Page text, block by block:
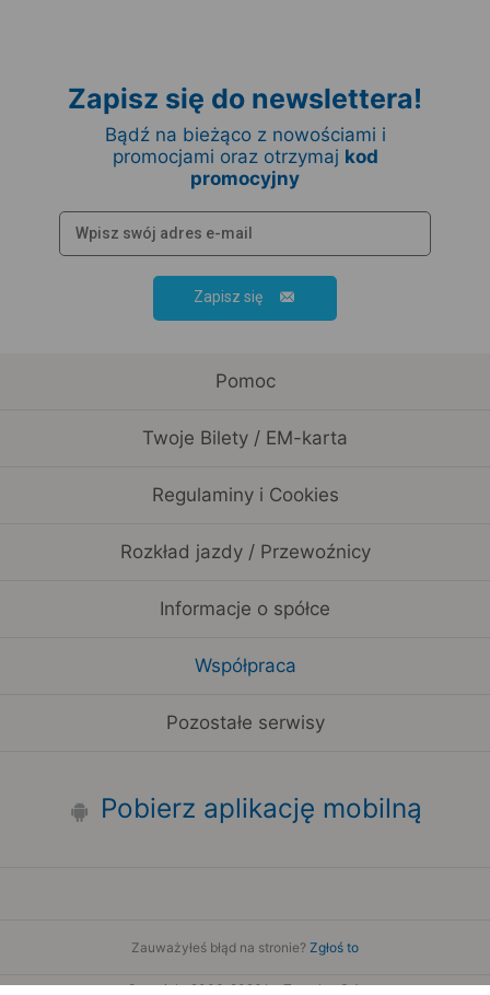
Zapisz się do newslettera!
Bądź na bieżąco z nowościami i
promocjami oraz otrzymaj kod
promocyjny
Zapisz się
Pomoc
Twoje Bilety / EM-karta
Regulaminy i Cookies
Rozkład jazdy / Przewoźnicy
Informacje o spółce
Współpraca
Pozostałe serwisy
Pobierz aplikację mobilną
Zauważyłeś błąd na stronie? Zgłoś to
Copyright 2006-2026 by Teroplan S.A.